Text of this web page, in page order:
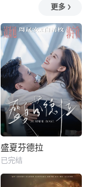
更多
盛夏芬德拉
已完结